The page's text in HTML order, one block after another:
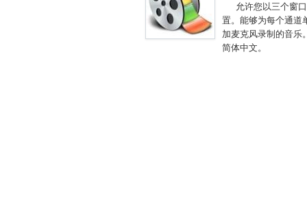
允许您以三个窗
置。能够为每个通道
加麦克风录制的音乐
简体中文。